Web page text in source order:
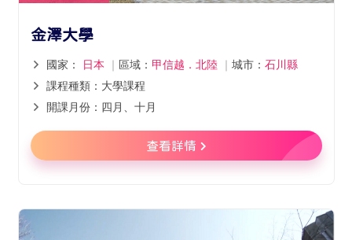
金澤大學
國家： 日本 ｜ 區域： 甲信越．北陸 ｜ 城市： 石川縣
課程種類：大學課程
開課月份：四月、十月
查看詳情